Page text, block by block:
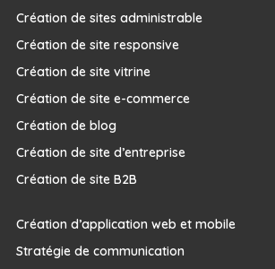
Création de sites administrable
Création de site responsive
Création de site vitrine
Création de site e-commerce
Création de blog
Création de site d’entreprise
Création de site B2B
Création d’application web et mobile
Stratégie de communication